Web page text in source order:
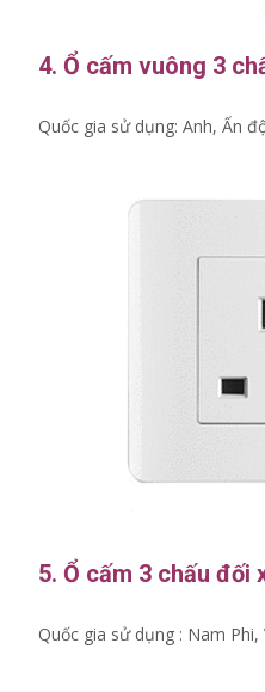
4. Ổ cấm vuông 3
Quốc gia sử dụng: Anh, Ấn
5. Ổ cấm 3 chấu đối
Quốc gia sử dụng : Nam